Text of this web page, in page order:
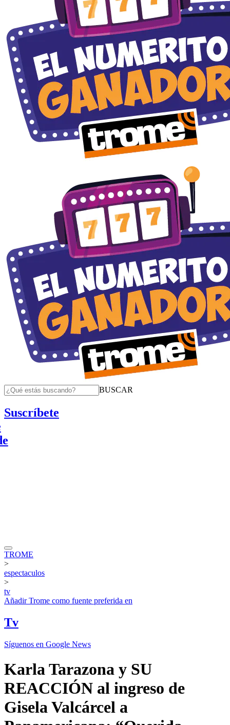
BUSCAR
Suscríbete
TROME
>
espectaculos
>
tv
AñadirTrome como fuente preferida en
Tv
Síguenos en Google News
Karla Tarazona y SU
REACCIÓN al ingreso de
Gisela Valcárcel a